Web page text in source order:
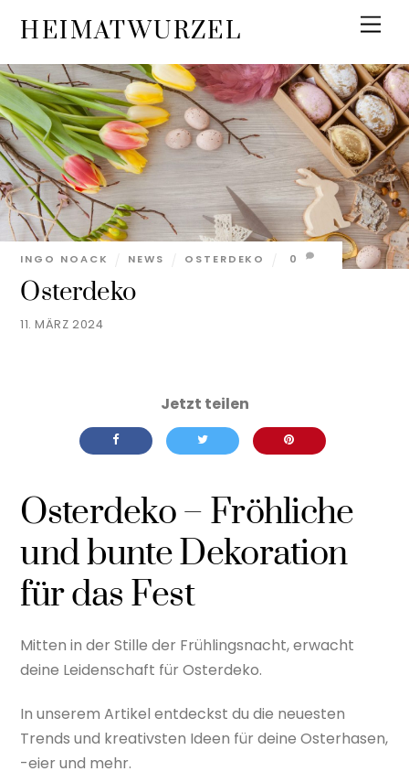
content
HEIMATWURZEL
11. MÄRZ 2024
Osterdeko
INGO NOACK NEWS OSTERDEKO 0
Osterdeko – Fröhliche
und bunte Dekoration
für das Fest
Mitten in der Stille der Frühlingsnacht, erwacht
deine Leidenschaft für Osterdeko.
In unserem Artikel entdeckst du die neuesten
Trends und kreativsten Ideen für deine Osterhasen,
-eier und mehr.